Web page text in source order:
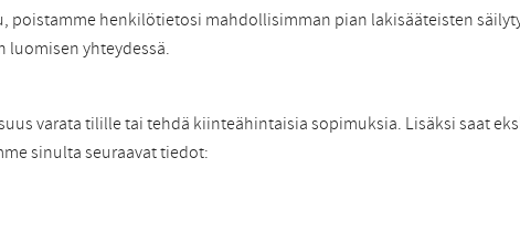
henkilötietosi mahdollisimman pian lakisääteisten
luomisen yhteydessä.
varata tilille tai tehdä kiinteähintaisia sopimuksia. Lisäksi saat
sinulta seuraavat tiedot: